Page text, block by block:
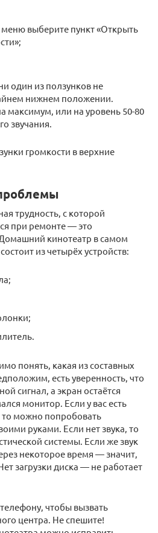
выберите пункт «Открыть
один из ползунков не
нижнем положении.
максимум, или на уровень 50-80
звучания.
громкости в верхние
трудность, с которой
при ремонте — это
кинотеатр в самом
из четырёх устройств:
понять, какая из составных
есть уверенность, что
сигнал, а экран остаётся
монитор. Если у вас есть
можно попробовать
руками. Если нет звука, то
системы. Если же звук
некоторое время — значит,
загрузки диска — не работает
чтобы вызвать
центра. Не спешите!